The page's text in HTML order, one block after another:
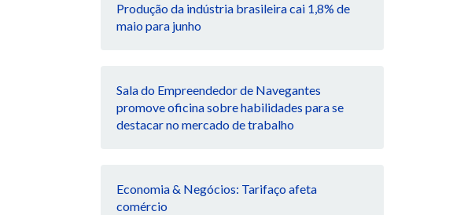
Produção da indústria brasileira cai 1,8% de
maio para junho
Sala do Empreendedor de Navegantes
promove oficina sobre habilidades para se
destacar no mercado de trabalho
Economia & Negócios: Tarifaço afeta
comércio